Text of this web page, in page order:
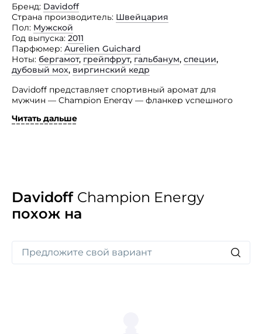
Бренд Davidoff
Страна производитель Швейцария
Пол Мужской
Год выпуска 2011
Парфюмер Aurelien Guichard
Ноты бергамот, грейпфрут, гальбанум, специи,
дубовый мох, виргинский кедр
Davidoff представляет спортивный аромат для
мужчин — Champion Energy — фланкер успешного
Wood.
Читать дальше
Davidoff Champion Energy
похож на